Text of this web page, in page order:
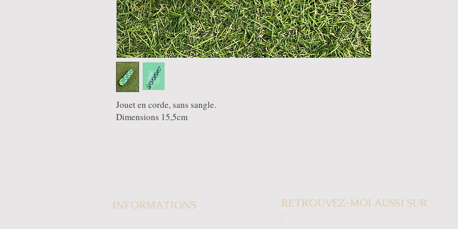
Jouet en corde, sans sangle.
Dimensions 15,5cm
INFORMATIONS
RETROUVEZ-MOI AUSSI SUR
: